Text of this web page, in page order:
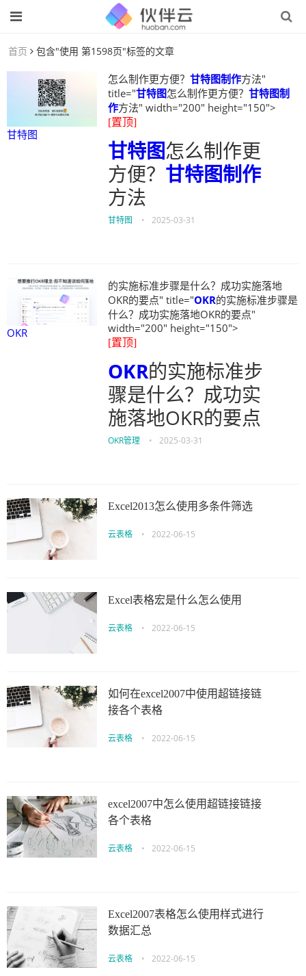
首页 包含"使用 第1598页"标签的文章
甘特图
怎么制作更方便？ 甘特图制作方法"
title="甘特图怎么制作更方便？ 甘特图制
作方法" width="200" height="150">
[置顶]
甘特图怎么制作更
方便？ 甘特图制作
方法
甘特图 • 2025-03-31
OKR
的实施标准步骤是什么？成功实施落地
OKR的要点" title="OKR的实施标准步骤是
什么？成功实施落地OKR的要点"
width="200" height="150">
[置顶]
OKR的实施标准步
骤是什么？成功实
施落地OKR的要点
OKR管理 • 2025-03-31
Excel2013怎么使用多条件筛选
云表格 • 2022-06-15
Excel表格宏是什么怎么使用
云表格 • 2022-06-15
如何在excel2007中使用超链接链
接各个表格
云表格 • 2022-06-15
excel2007中怎么使用超链接链接
各个表格
云表格 • 2022-06-15
Excel2007表格怎么使用样式进行
数据汇总
云表格 • 2022-06-15